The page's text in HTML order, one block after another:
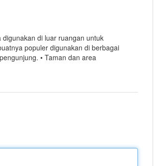
digunakan di luar ruangan untuk
populer digunakan di berbagai
• Taman dan area